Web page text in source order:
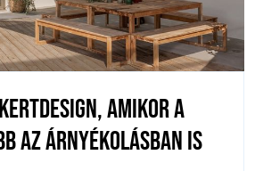
amikor a
az árnyékolásban is